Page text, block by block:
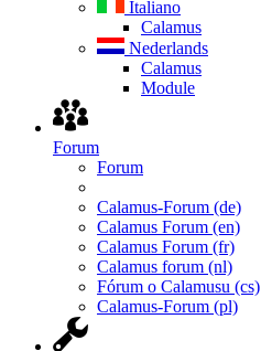
Italiano
Calamus
Nederlands
Calamus
Module
Forum
Forum
Calamus-Forum (de)
Calamus Forum (en)
Calamus Forum (fr)
Calamus forum (nl)
Fórum o Calamusu (cs)
Calamus-Forum (pl)